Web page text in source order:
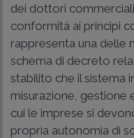
dei dottori
conformità ai principi
rappresenta una delle
schema di decreto
stabilito che il sistema
misurazione, gestione
cui le imprese si
propria autonomia di